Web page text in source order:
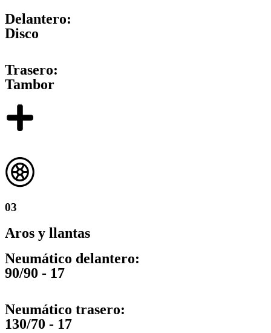
Delantero:
Disco
Trasero:
Tambor
03
Aros y llantas
Neumático delantero:
90/90 - 17
Neumático trasero:
130/70 - 17